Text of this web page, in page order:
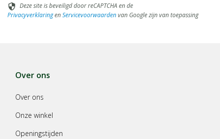
security Deze site is beveiligd door reCAPTCHA en de
PrivacyverklaringenServicevoorwaardenvan Google zijn van toepassing
Over ons
Over ons
Onze winkel
Openingstijden